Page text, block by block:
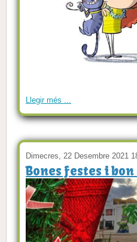
Llegir més ...
Dimecres, 22 Desembre 2021
Bones festes i bon